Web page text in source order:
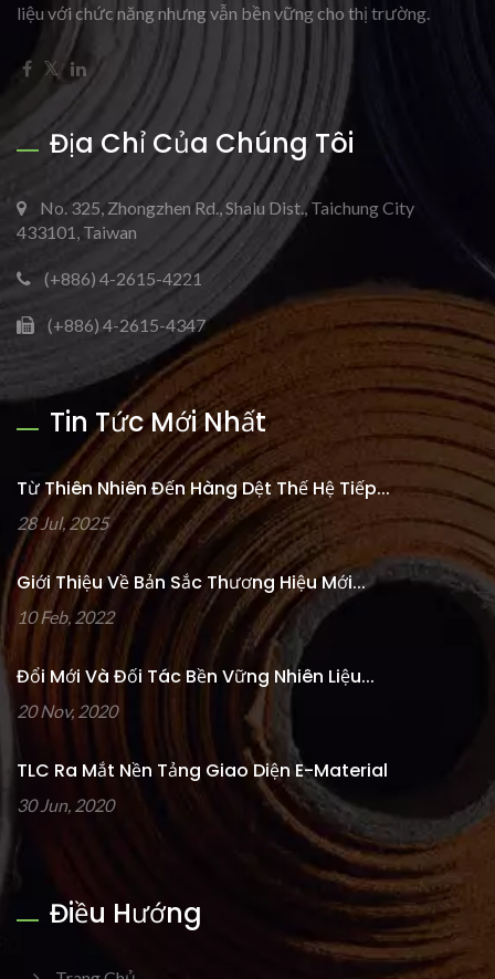
liệu với chức năng nhưng vẫn bền vững cho thị trường.
Địa Chỉ Của Chúng Tôi
No. 325, Zhongzhen Rd., Shalu Dist., Taichung City
433101, Taiwan
(+886) 4-2615-4221
(+886) 4-2615-4347
Tin Tức Mới Nhất
Từ Thiên Nhiên Đến Hàng Dệt Thế Hệ Tiếp...
28 Jul, 2025
Giới Thiệu Về Bản Sắc Thương Hiệu Mới...
10 Feb, 2022
Đổi Mới Và Đối Tác Bền Vững Nhiên Liệu...
20 Nov, 2020
TLC Ra Mắt Nền Tảng Giao Diện E-Material
30 Jun, 2020
Điều Hướng